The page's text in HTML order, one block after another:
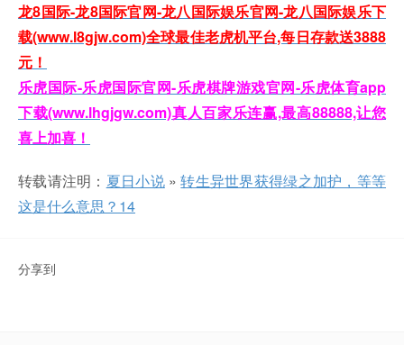
龙8国际-龙8国际官网-龙八国际娱乐官网-龙八国际娱乐下
载(www.l8gjw.com)全球最佳老虎机平台,每日存款送3888
元！
乐虎国际-乐虎国际官网-乐虎棋牌游戏官网-乐虎体育app
下载(www.lhgjgw.com)真人百家乐连赢,最高88888,让您
喜上加喜！
转载请注明： 夏日小说»转生异世界获得绿之加护，等等
这是什么意思？14
分享到